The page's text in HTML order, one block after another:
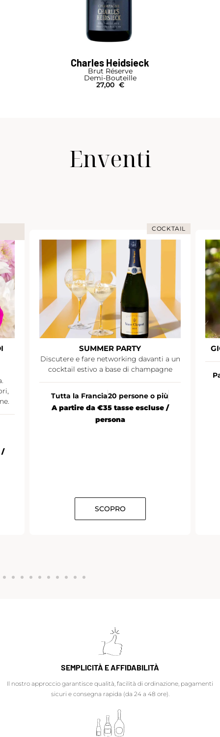
Charles Heidsieck
Brut Réserve
Demi-Bouteille
27,00 €
Enventi
/
COCKTAIL
SUMMER PARTY
Discutere e fare networking davanti a un
cocktail estivo a base di champagne
Tutta la Francia20 persone o più
A partire da €35 tasse escluse /
persona
SCOPRO
SEMPLICITÀ E AFFIDABILITÀ
Il nostro approccio garantisce qualità, facilità di ordinazione, pagamenti
sicuri e consegna rapida (da 24 a 48 ore).